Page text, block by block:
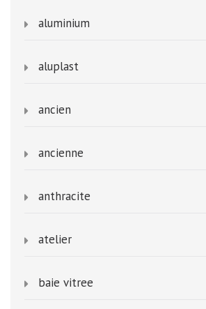
aluminium
aluplast
ancien
ancienne
anthracite
atelier
baie vitree